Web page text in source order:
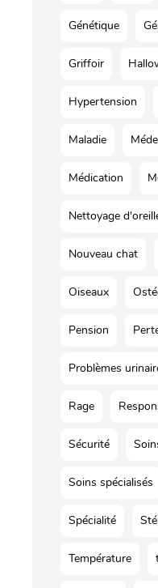
Génétique
Griffoir
Hypertension
Maladie
Médication
Nettoyage
Nouveau chat
Oiseaux
Pension
Problèmes
Rage
Sécurité
Soins spécialisés
Spécialité
Température